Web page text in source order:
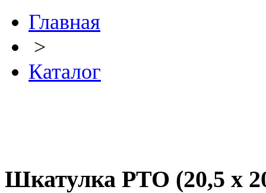
Главная
>
Каталог
Шкатулка РТО (20,5 x